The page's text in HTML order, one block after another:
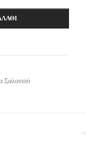
Σαλονιού